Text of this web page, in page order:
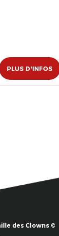
PLUS D'INFOS
des Clowns ©